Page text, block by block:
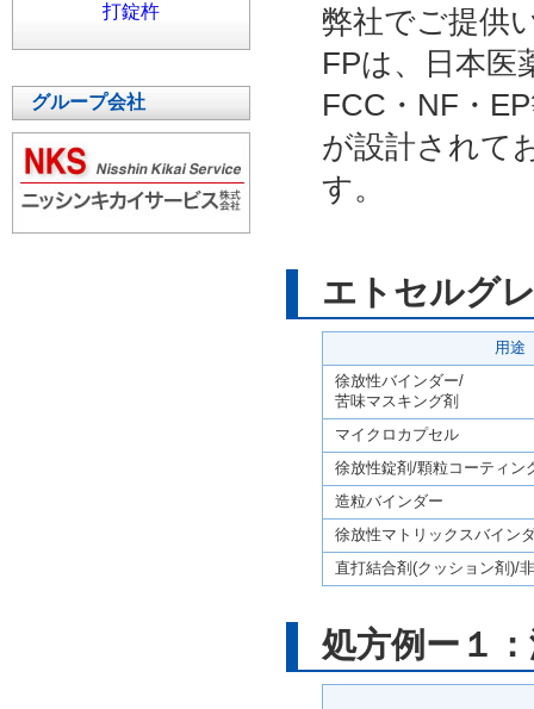
打錠杵
グループ会社
弊社でご提供
FPは、日本医
FCC・NF・
が設計されて
す。
エトセルグ
用途
徐放性バインダー/
苦味マスキング剤
マイクロカプセル
徐放性錠剤/顆粒コーティン
造粒バインダー
徐放性マトリックスバイン
直打結合剤(クッション剤)/
処方例ー１